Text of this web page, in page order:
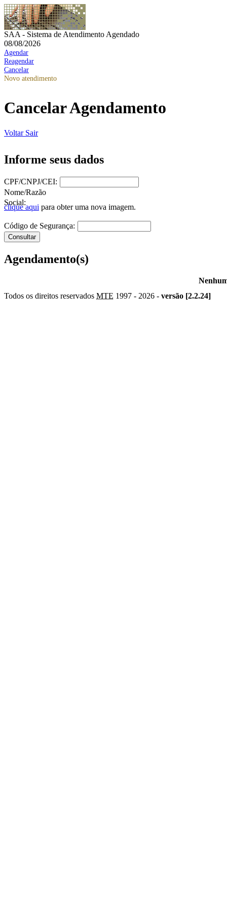
SAA - Sistema de Atendimento Agendado
08/08/2026
Agendar
Reagendar
Cancelar
Novo atendimento
Cancelar Agendamento
Voltar Sair
Informe seus dados
CPF/CNPJ/CEI:
Nome/Razão
Social:
clique aqui para obter uma nova imagem.
Código de Segurança:
Agendamento(s)
Todos os direitos reservados MTE 1997 - 2026 - versão [2.2.24]